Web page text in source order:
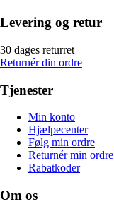
Levering og retur
30 dages returret
Returnér din ordre
Tjenester
Min konto
Hjælpecenter
Følg min ordre
Returnér min ordre
Rabatkoder
Om os